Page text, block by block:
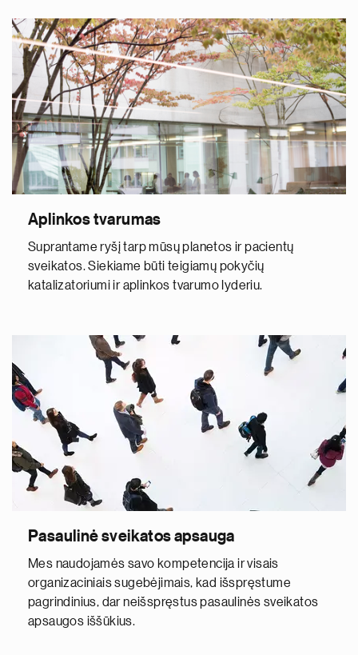
Aplinkos tvarumas
Suprantame ryšį tarp mūsų planetos ir pacientų
sveikatos. Siekiame būti teigiamų pokyčių
katalizatoriumi ir aplinkos tvarumo lyderiu.
Pasaulinė sveikatos apsauga
Mes naudojamės savo kompetencija ir visais
organizaciniais sugebėjimais, kad išspręstume
pagrindinius, dar neišspręstus pasaulinės sveikatos
apsaugos iššūkius.